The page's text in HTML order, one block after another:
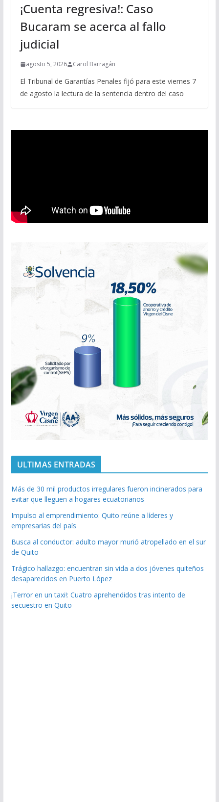
¡Cuenta regresiva!: Caso
Bucaram se acerca al fallo
judicial
agosto 5, 2026 Carol Barragán
El Tribunal de Garantías Penales fijó para este viernes 7
de agosto la lectura de la sentencia dentro del caso
ULTIMAS ENTRADAS
Más de 30 mil productos irregulares fueron incinerados para
evitar que lleguen a hogares ecuatorianos
Impulso al emprendimiento: Quito reúne a líderes y
empresarias del país
Busca al conductor: adulto mayor murió atropellado en el sur
de Quito
Trágico hallazgo: encuentran sin vida a dos jóvenes quiteños
desaparecidos en Puerto López
¡Terror en un taxi!: Cuatro aprehendidos tras intento de
secuestro en Quito